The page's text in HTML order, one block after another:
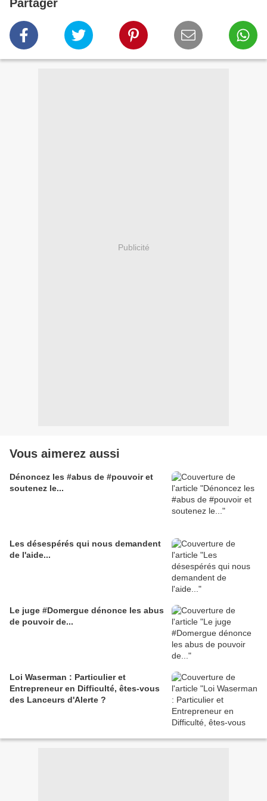
Partager
Publicité
Vous aimerez aussi
Dénoncez les #abus de #pouvoir et
soutenez le...
Les désespérés qui nous demandent
de l'aide...
Le juge #Domergue dénonce les abus
de pouvoir de...
Loi Waserman : Particulier et
Entrepreneur en Difficulté, êtes-vous
des Lanceurs d'Alerte ?